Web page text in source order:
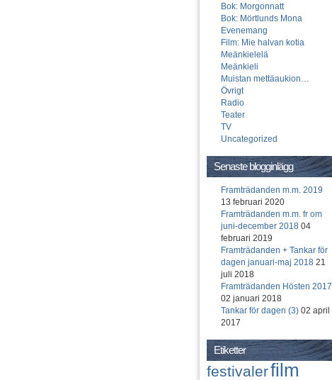
Bok: Morgonnatt
Bok: Mörtlunds Mona
Evenemang
Film: Mie halvan kotia
Meänkielelä
Meänkieli
Muistan mettäaukion…
Övrigt
Radio
Teater
TV
Uncategorized
Senaste blogginlägg
Framträdanden m.m. 2019
13 februari 2020
Framträdanden m.m. fr om
juni-december 2018 04
februari 2019
Framträdanden + Tankar för
dagen januari-maj 2018 21
juli 2018
Framträdanden Hösten 2017
02 januari 2018
Tankar för dagen (3) 02 april
2017
Etiketter
festivalerfilm